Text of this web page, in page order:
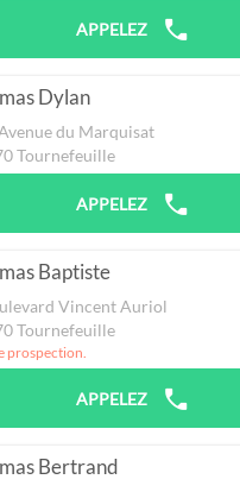
APPELEZ
Dylan
du Marquisat
Tournefeuille
APPELEZ
Baptiste
Vincent Auriol
Tournefeuille
prospection.
APPELEZ
Bertrand